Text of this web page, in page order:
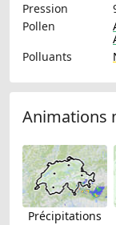
Pression
Pollen
Polluants
Animations
Précipitations